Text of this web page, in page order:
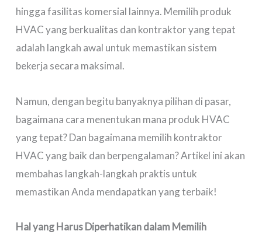
hingga fasilitas komersial lainnya. Memilih produk
HVAC yang berkualitas dan kontraktor yang tepat
adalah langkah awal untuk memastikan sistem
bekerja secara maksimal.
Namun, dengan begitu banyaknya pilihan di pasar,
bagaimana cara menentukan mana produk HVAC
yang tepat? Dan bagaimana memilih kontraktor
HVAC yang baik dan berpengalaman? Artikel ini akan
membahas langkah-langkah praktis untuk
memastikan Anda mendapatkan yang terbaik!
Hal yang Harus Diperhatikan dalam Memilih